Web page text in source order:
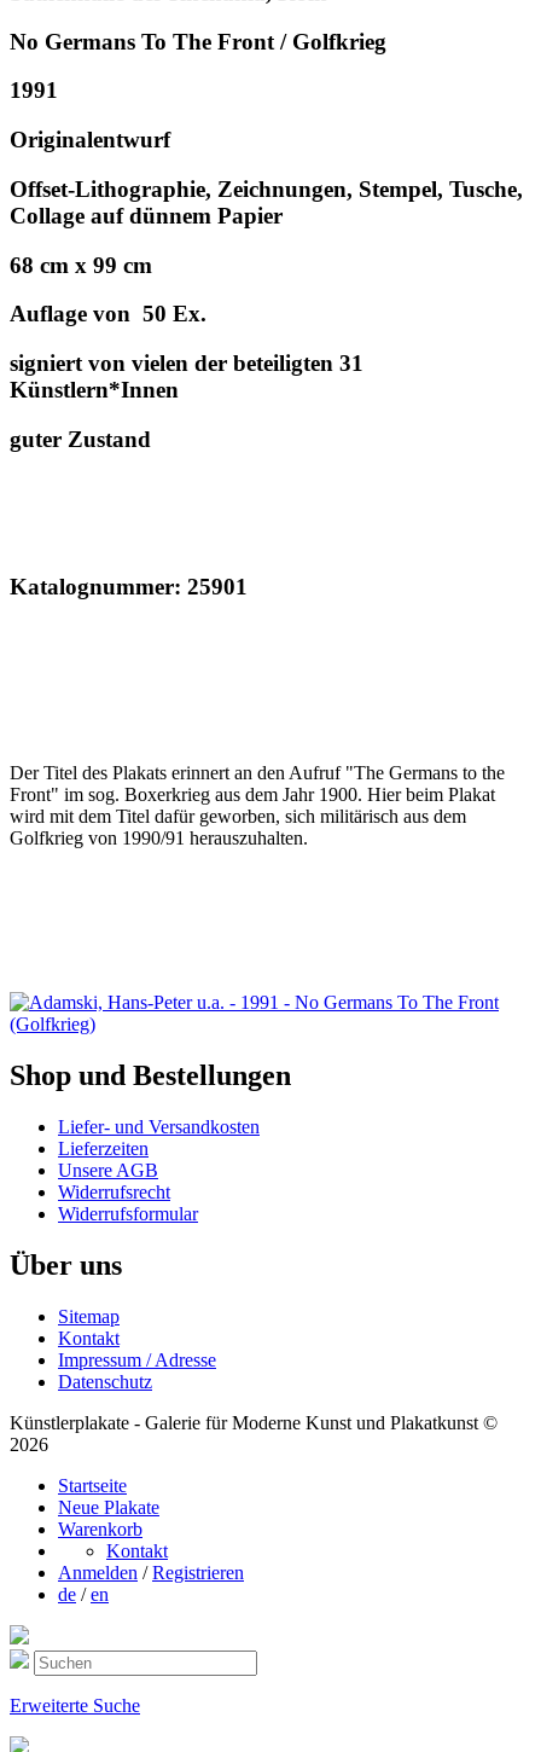
No Germans To The Front / Golfkrieg
1991
Originalentwurf
Offset-Lithographie, Zeichnungen, Stempel, Tusche,
Collage auf dünnem Papier
68 cm x 99 cm
Auflage von 50 Ex.
signiert von vielen der beteiligten 31
Künstlern*Innen
guter Zustand
Katalognummer: 25901
Der Titel des Plakats erinnert an den Aufruf "The Germans to the
Front" im sog. Boxerkrieg aus dem Jahr 1900. Hier beim Plakat
wird mit dem Titel dafür geworben, sich militärisch aus dem
Golfkrieg von 1990/91 herauszuhalten.
Shop und Bestellungen
Liefer- und Versandkosten
Lieferzeiten
Unsere AGB
Widerrufsrecht
Widerrufsformular
Über uns
Sitemap
Kontakt
Impressum / Adresse
Datenschutz
Künstlerplakate - Galerie für Moderne Kunst und Plakatkunst ©
2026
Startseite
Neue Plakate
Warenkorb
Kontakt
Anmelden / Registrieren
de /en
Erweiterte Suche